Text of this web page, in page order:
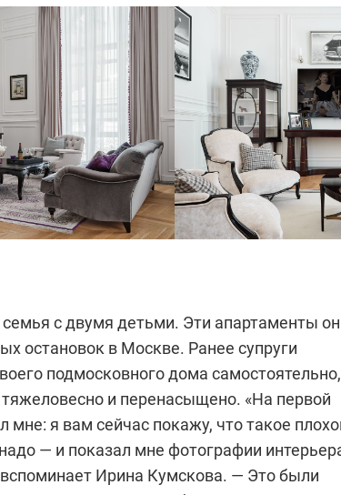
с двумя детьми. Эти апартаменты
остановок в Москве. Ранее супруги
подмосковного дома
тяжеловесно и перенасыщено. «На первой
мне: я вам сейчас покажу, что такое
— и показал мне фотографии
Ирина Кумскова. — Это были